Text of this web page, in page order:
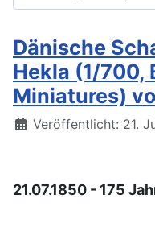
Dänische
Hekla (1/700,
Miniatures)
Details
Veröffentlicht: 21.
21.07.1850 - 175